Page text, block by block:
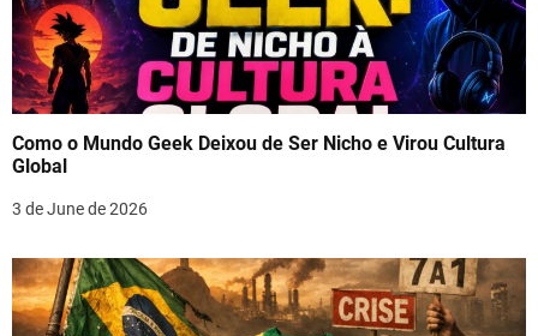
Como o Mundo Geek Deixou de Ser Nicho e Virou Cultura
Global
3 de June de 2026